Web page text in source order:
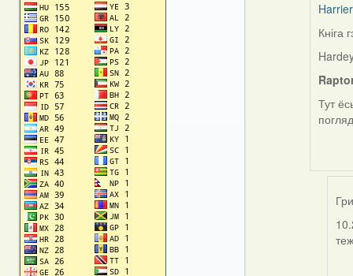
Harrier
In
reply
to
by
I
Feather
Кніга
Тут
In